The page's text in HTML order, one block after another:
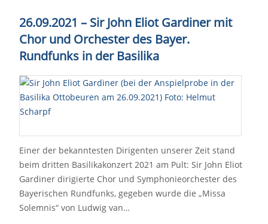
26.09.2021 – Sir John Eliot Gardiner mit
Chor und Orchester des Bayer.
Rundfunks in der Basilika
Einer der bekanntesten Dirigenten unserer Zeit stand
beim dritten Basilikakonzert 2021 am Pult: Sir John Eliot
Gardiner dirigierte Chor und Symphonieorchester des
Bayerischen Rundfunks, gegeben wurde die „Missa
Solemnis“ von Ludwig van…